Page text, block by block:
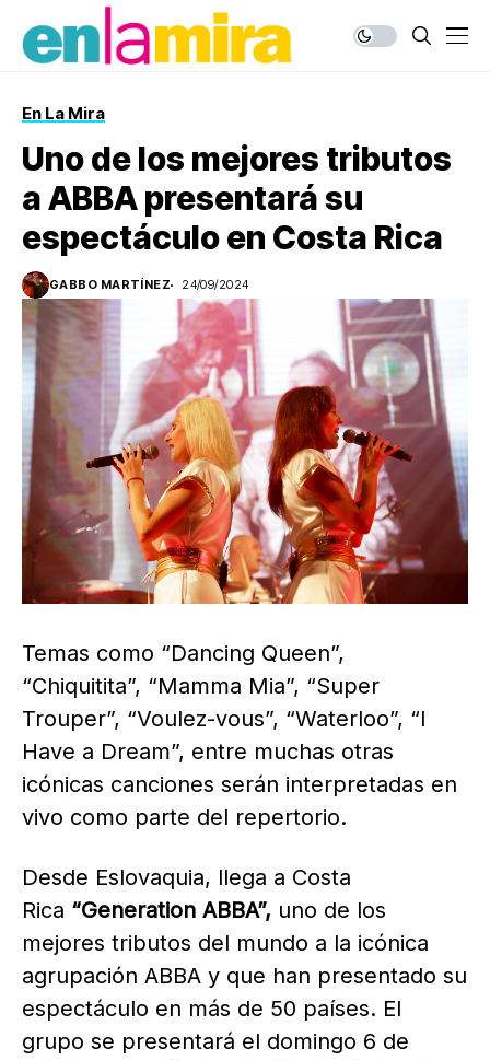
En La Mira
Uno de los mejores tributos
a ABBA presentará su
espectáculo en Costa Rica
GABBO MARTÍNEZ 24/09/2024
Temas como “Dancing Queen”,
“Chiquitita”, “Mamma Mia”, “Super
Trouper”, “Voulez-vous”, “Waterloo”, “I
Have a Dream”, entre muchas otras
icónicas canciones serán interpretadas en
vivo como parte del repertorio.
Desde Eslovaquia, llega a Costa
Rica “Generation ABBA”, uno de los
mejores tributos del mundo a la icónica
agrupación ABBA y que han presentado su
espectáculo en más de 50 países. El
grupo se presentará el domingo 6 de